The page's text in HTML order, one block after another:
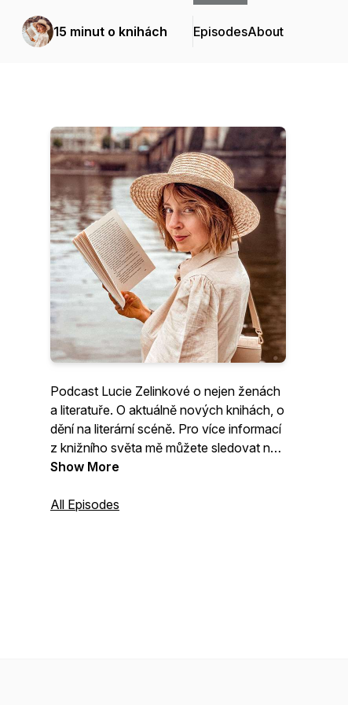
15 minut o knihách EpisodesAbout
Podcast Lucie Zelinkové o nejen ženách
a literatuře. O aktuálně nových knihách, o
dění na literární scéně. Pro více informací
z knižního světa mě můžete sledovat na
Instagramu @luciezel Kontakt:
Show More
All Episodes